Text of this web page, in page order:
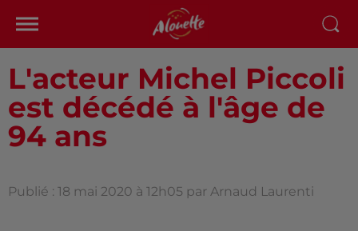
L'acteur Michel Piccoli
est décédé à l'âge de
94 ans
Publié : 18 mai 2020 à 12h05 par Arnaud Laurenti